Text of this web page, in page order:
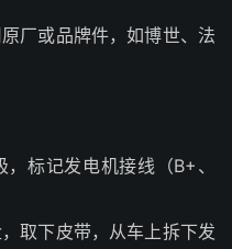
厂或品牌件，如博世、法
标记发电机接线（B+、
取下皮带，从车上拆下发